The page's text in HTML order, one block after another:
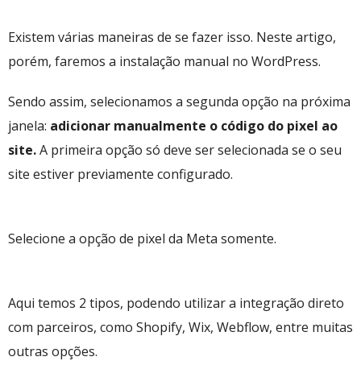
Existem várias maneiras de se fazer isso. Neste artigo,
porém, faremos a instalação manual no WordPress.
Sendo assim, selecionamos a segunda opção na próxima
janela: adicionar manualmente o código do pixel ao
site.A primeira opção só deve ser selecionada se o seu
site estiver previamente configurado.
Selecione a opção de pixel da Meta somente.
Aqui temos 2 tipos, podendo utilizar a integração direto
com parceiros, como Shopify, Wix, Webflow, entre muitas
outras opções.